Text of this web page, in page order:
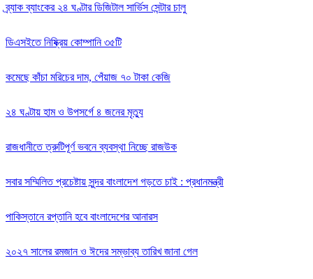
ব্র্যাক ব্যাংকের ২৪ ঘণ্টার ডিজিটাল সার্ভিস সেন্টার চালু
ডিএসইতে নিষ্ক্রিয় কোম্পানি ৩৫টি
কমেছে কাঁচা মরিচের দাম, পেঁয়াজ ৭০ টাকা কেজি
২৪ ঘণ্টায় হাম ও উপসর্গে ৪ জনের মৃত্যু
রাজধানীতে ত্রুটিপূর্ণ ভবনে ব্যবস্থা নিচ্ছে রাজউক
সবার সম্মিলিত প্রচেষ্টায় সুন্দর বাংলাদেশ গড়তে চাই : প্রধানমন্ত্রী
পাকিস্তানে রপ্তানি হবে বাংলাদেশের আনারস
২০২৭ সালের রমজান ও ঈদের সম্ভাব্য তারিখ জানা গেল